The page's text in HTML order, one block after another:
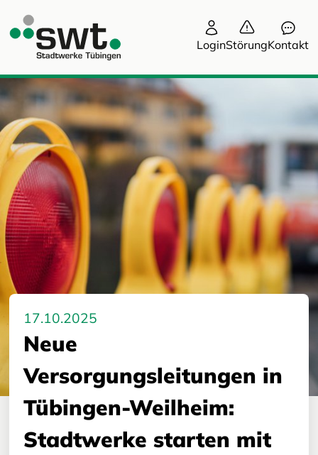
LoginStörungKontakt
17.10.2025
Neue
Versorgungsleitungen in
Tübingen-Weilheim:
Stadtwerke starten mit